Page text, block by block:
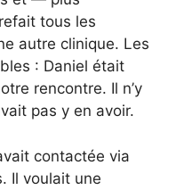
tous les
autre clinique. Les
: Daniel était
rencontre. Il n’y
pas y en avoir.
contactée via
Il voulait une